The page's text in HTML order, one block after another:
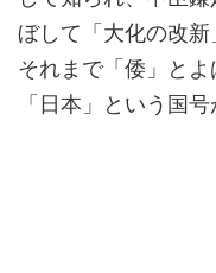
ぼして「大化の改新
それまで「倭」と
「日本」という国